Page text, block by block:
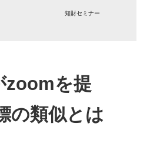
知財セミナー
zoomを提
の類似とは